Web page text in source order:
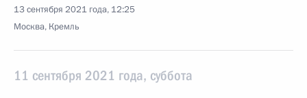
13 сентября 2021 года, 12:25
Москва, Кремль
11 сентября 2021 года, суббота